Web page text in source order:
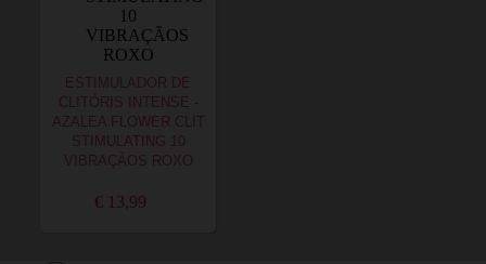
ESTIMULADOR DE
CLITÓRIS INTENSE -
AZALEA FLOWER CLIT
STIMULATING 10
VIBRAÇÃOS ROXO
€ 13,99